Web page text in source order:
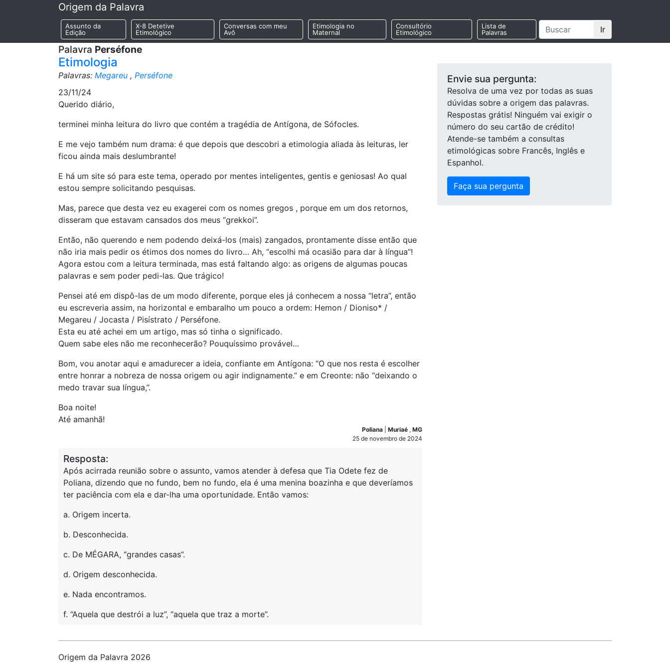
Origem da Palavra
Assunto da
Edição
X-8 Detetive
Etimológico
Conversas com meu
Avô
Etimologia no
Maternal
Consultório
Etimológico
Lista de
Palavras
Ir
Palavra Perséfone
Etimologia
Palavras: Megareu , Perséfone
23/11/24
Querido diário,
terminei minha leitura do livro que contém a tragédia de Antígona, de Sófocles.
E me vejo também num drama: é que depois que descobri a etimologia aliada às leituras, ler
ficou ainda mais deslumbrante!
E há um site só para este tema, operado por mentes inteligentes, gentis e geniosas! Ao qual
estou sempre solicitando pesquisas.
Mas, parece que desta vez eu exagerei com os nomes gregos , porque em um dos retornos,
disseram que estavam cansados dos meus “grekkoi”.
Então, não querendo e nem podendo deixá-los (mais) zangados, prontamente disse então que
não iria mais pedir os étimos dos nomes do livro… Ah, “escolhi má ocasião para dar à língua”!
Agora estou com a leitura terminada, mas está faltando algo: as origens de algumas poucas
palavras e sem poder pedi-las. Que trágico!
Pensei até em dispô-las de um modo diferente, porque eles já conhecem a nossa “letra”, então
eu escreveria assim, na horizontal e embaralho um pouco a ordem: Hemon / Dioniso* /
Megareu / Jocasta / Pisístrato / Perséfone.
Esta eu até achei em um artigo, mas só tinha o significado.
Quem sabe eles não me reconhecerão? Pouquíssimo provável…
Bom, vou anotar aqui e amadurecer a ideia, confiante em Antígona: “O que nos resta é escolher
entre honrar a nobreza de nossa origem ou agir indignamente.” e em Creonte: não “deixando o
medo travar sua língua,”.
Boa noite!
Até amanhã!
Poliana Muriaé , MG
25 de novembro de 2024
Resposta:
Após acirrada reunião sobre o assunto, vamos atender à defesa que Tia Odete fez de
Poliana, dizendo que no fundo, bem no fundo, ela é uma menina boazinha e que deveríamos
ter paciência com ela e dar-lha uma oportunidade. Então vamos:
a. Origem incerta.
b. Desconhecida.
c. De MÉGARA, “grandes casas”.
d. Origem desconhecida.
e. Nada encontramos.
f. “Aquela que destrói a luz”, “aquela que traz a morte”.
Envie sua pergunta:
Resolva de uma vez por todas as suas
dúvidas sobre a origem das palavras.
Respostas grátis! Ninguém vai exigir o
número do seu cartão de crédito!
Atende-se também a consultas
etimológicas sobre Francês, Inglês e
Espanhol.
Faça sua pergunta
Origem da Palavra 2026